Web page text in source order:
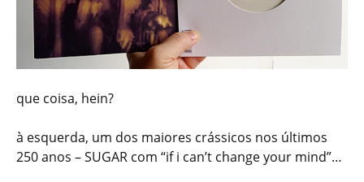
que coisa, hein?
à esquerda, um dos maiores crássicos nos últimos
250 anos – SUGAR com “if i can’t change your mind”…